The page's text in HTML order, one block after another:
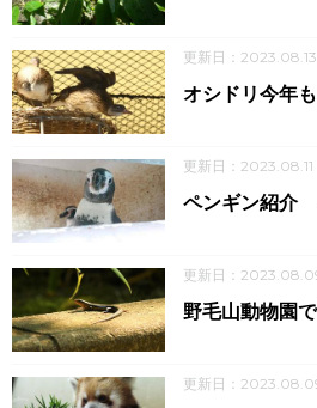
更新日：2023.08.13
オシドリ今年
更新日：2023.08.11
ペンギン紹介
更新日：
野毛山動物園
更新日：